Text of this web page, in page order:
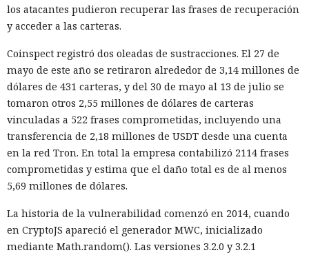
los atacantes pudieron recuperar las frases de recuperación
y acceder a las carteras.
Coinspect registró dos oleadas de sustracciones. El 27 de
mayo de este año se retiraron alrededor de 3,14 millones de
dólares de 431 carteras, y del 30 de mayo al 13 de julio se
tomaron otros 2,55 millones de dólares de carteras
vinculadas a 522 frases comprometidas, incluyendo una
transferencia de 2,18 millones de USDT desde una cuenta
en la red Tron. En total la empresa contabilizó 2114 frases
comprometidas y estima que el daño total es de al menos
5,69 millones de dólares.
La historia de la vulnerabilidad comenzó en 2014, cuando
en CryptoJS apareció el generador MWC, inicializado
mediante Math.random(). Las versiones 3.2.0 y 3.2.1